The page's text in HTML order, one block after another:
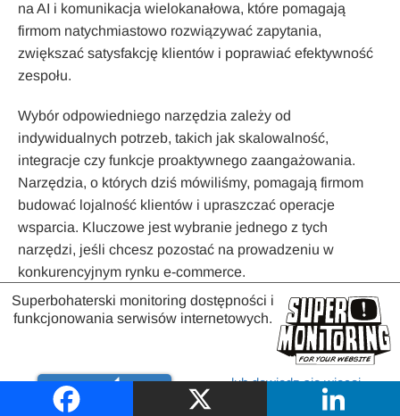
na AI i komunikacja wielokanałowa, które pomagają
firmom natychmiastowo rozwiązywać zapytania,
zwiększać satysfakcję klientów i poprawiać efektywność
zespołu.
Wybór odpowiedniego narzędzia zależy od
indywidualnych potrzeb, takich jak skalowalność,
integracje czy funkcje proaktywnego zaangażowania.
Narzędzia, o których dziś mówiliśmy, pomagają firmom
budować lojalność klientów i upraszczać operacje
wsparcia. Kluczowe jest wybranie jednego z tych
narzędzi, jeśli chcesz pozostać na prowadzeniu w
konkurencyjnym rynku e-commerce.
– doświadczony projektant
Superbohaterski monitoring dostępności i
funkcjonowania serwisów internetowych.
Wypróbuj
lub dowiedz się więcej
monitorowaniu stron